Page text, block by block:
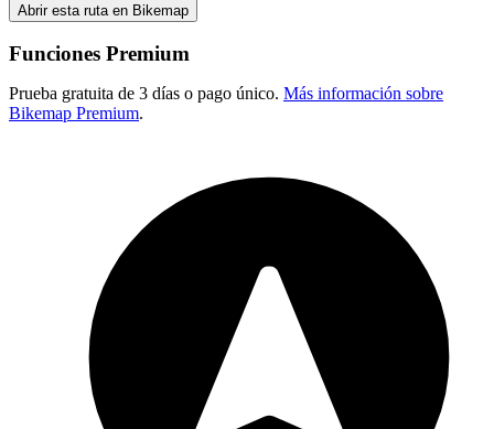
Abrir esta ruta en Bikemap
Funciones Premium
Prueba gratuita de 3 días o pago único. Más información sobre
Bikemap Premium.